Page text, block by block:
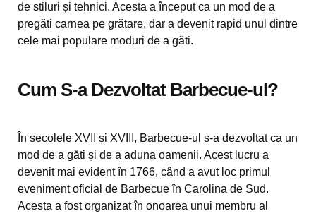
de stiluri și tehnici. Acesta a început ca un mod de a
pregăti carnea pe grătare, dar a devenit rapid unul dintre
cele mai populare moduri de a găti.
Cum S-a Dezvoltat Barbecue-ul?
În secolele XVII și XVIII, Barbecue-ul s-a dezvoltat ca un
mod de a găti și de a aduna oamenii. Acest lucru a
devenit mai evident în 1766, când a avut loc primul
eveniment oficial de Barbecue în Carolina de Sud.
Acesta a fost organizat în onoarea unui membru al